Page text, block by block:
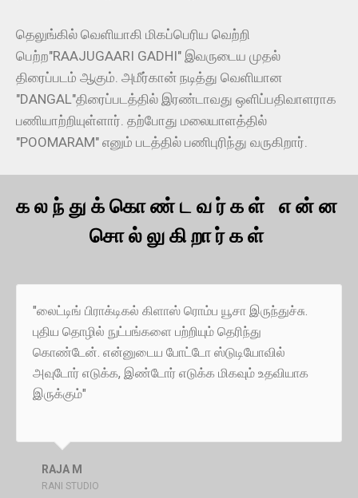
தெலுங்கில் வெளியாகி மிகப்பெரிய வெற்றி
பெற்ற"RAAJUGAARI GADHI" இவருடைய முதல்
திரைப்படம் ஆகும். அமீர்கான் நடித்து வெளியான
"DANGAL"திரைப்படத்தில் இரண்டாவது ஒளிப்பதிவாளராக
பணியாற்றியுள்ளார். தற்போது மலையாளத்தில்
"POOMARAM" எனும் படத்தில் பணிபுரிந்து வருகிறார்.
கலந்துக்கொண்டவர்கள் என்ன
சொல்லுகிறார்கள்
"லைட்டிங் பிராக்டிகல் கிளாஸ் ரொம்ப யூசா இருந்துச்சு.
புதிய தொழில் நுட்பங்களை பற்றியும் தெரிந்து
கொண்டேன். என்னுடைய போட்டோ ஸ்டுடியோவில்
அவுடோர் எடுக்க, இண்டோர் எடுக்க மிகவும் உதவியாக
இருக்கும்"
RAJA M
RANI STUDIO